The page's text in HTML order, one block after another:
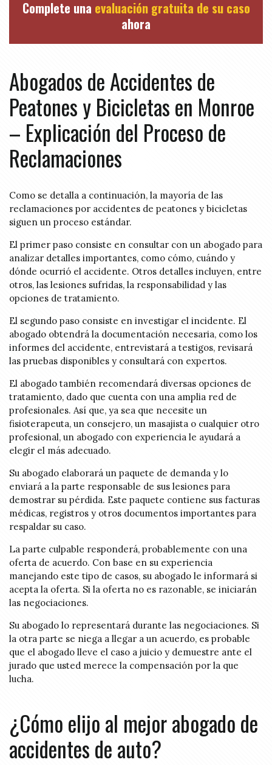
Complete una evaluación gratuita de su caso
ahora
Abogados de Accidentes de
Peatones y Bicicletas en Monroe
– Explicación del Proceso de
Reclamaciones
Como se detalla a continuación, la mayoría de las
reclamaciones por accidentes de peatones y bicicletas
siguen un proceso estándar.
El primer paso consiste en consultar con un abogado para
analizar detalles importantes, como cómo, cuándo y
dónde ocurrió el accidente. Otros detalles incluyen, entre
otros, las lesiones sufridas, la responsabilidad y las
opciones de tratamiento.
El segundo paso consiste en investigar el incidente. El
abogado obtendrá la documentación necesaria, como los
informes del accidente, entrevistará a testigos, revisará
las pruebas disponibles y consultará con expertos.
El abogado también recomendará diversas opciones de
tratamiento, dado que cuenta con una amplia red de
profesionales. Así que, ya sea que necesite un
fisioterapeuta, un consejero, un masajista o cualquier otro
profesional, un abogado con experiencia le ayudará a
elegir el más adecuado.
Su abogado elaborará un paquete de demanda y lo
enviará a la parte responsable de sus lesiones para
demostrar su pérdida. Este paquete contiene sus facturas
médicas, registros y otros documentos importantes para
respaldar su caso.
La parte culpable responderá, probablemente con una
oferta de acuerdo. Con base en su experiencia
manejando este tipo de casos, su abogado le informará si
acepta la oferta. Si la oferta no es razonable, se iniciarán
las negociaciones.
Su abogado lo representará durante las negociaciones. Si
la otra parte se niega a llegar a un acuerdo, es probable
que el abogado lleve el caso a juicio y demuestre ante el
jurado que usted merece la compensación por la que
lucha.
¿Cómo elijo al mejor abogado de
accidentes de auto?